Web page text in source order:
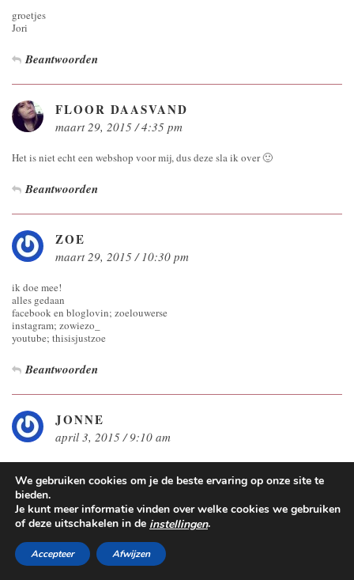
groetjes
Jori
Beantwoorden
FLOOR DAASVAND
maart 29, 2015 / 4:35 pm
Het is niet echt een webshop voor mij, dus deze sla ik over 🙂
Beantwoorden
ZOE
maart 29, 2015 / 10:30 pm
ik doe mee!
alles gedaan
facebook en bloglovin; zoelouwerse
instagram; zowiezo_
youtube; thisisjustzoe
Beantwoorden
JONNE
april 3, 2015 / 9:10 am
facebook paginas geliked 🙂
En nu maar hopen
Liefs.
Jonne
Beantwoorden
We gebruiken cookies om je de beste ervaring op onze site te
bieden.
Je kunt meer informatie vinden over welke cookies we gebruiken
of deze uitschakelen in de instellingen.
Accepteer Afwijzen